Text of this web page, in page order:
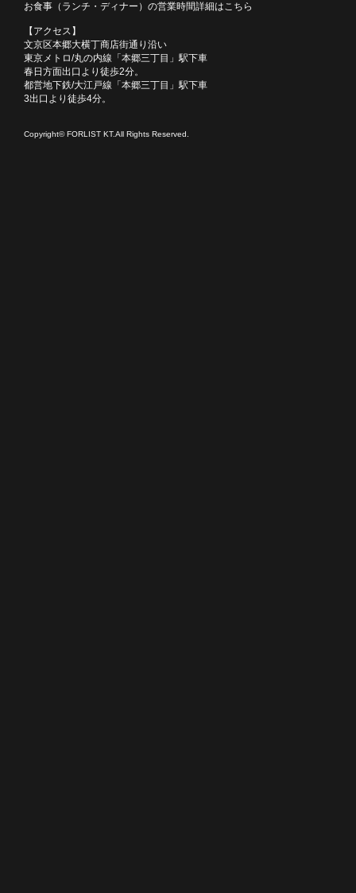
お食事（ランチ・ディナー）の営業時間詳細はこちら
【アクセス】
文京区本郷大横丁商店街通り沿い
東京メトロ/丸の内線「本郷三丁目」駅下車
春日方面出口より徒歩2分。
都営地下鉄/大江戸線「本郷三丁目」駅下車
3出口より徒歩4分。
Copyright© FORLIST KT.All Rights Reserved.